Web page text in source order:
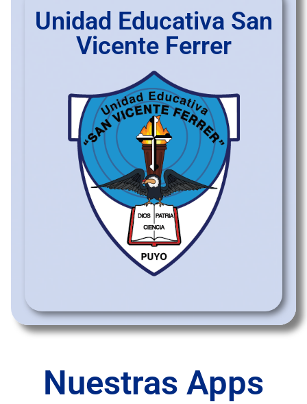
Unidad Educativa San
Vicente Ferrer
Nuestras Apps